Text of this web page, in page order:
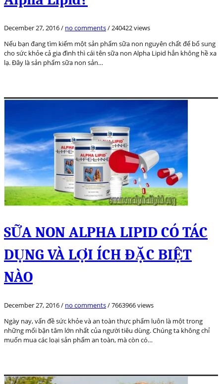
December 27, 2016/ no comments/240422 views
Nếu bạn đang tìm kiếm một sản phẩm sữa non nguyên chất để bổ sung
cho sức khỏe cả gia đình thì cái tên sữa non Alpha Lipid hẳn không hề xa
lạ. Đây là sản phẩm sữa non sản…
SỮA NON ALPHA LIPID CÓ TÁC
DỤNG VÀ LỢI ÍCH ĐẶC BIỆT
NÀO
December 27, 2016/ no comments/7663966 views
Ngày nay, vấn đề sức khỏe và an toàn thực phẩm luôn là một trong
những mối bận tâm lớn nhất của người tiêu dùng. Chúng ta không chỉ
muốn mua các loại sản phẩm an toàn, mà còn có…